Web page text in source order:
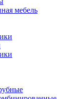
мебель